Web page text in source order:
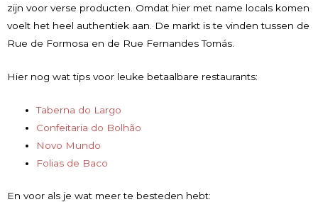
zijn voor verse producten. Omdat hier met name locals komen
voelt het heel authentiek aan. De markt is te vinden tussen de
Rue de Formosa en de Rue Fernandes Tomás.
Hier nog wat tips voor leuke betaalbare restaurants:
Taberna do Largo
Confeitaria do Bolhão
Novo Mundo
Folias de Baco
En voor als je wat meer te besteden hebt: